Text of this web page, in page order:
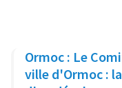
Ormoc : Le
ville d'Ormoc :